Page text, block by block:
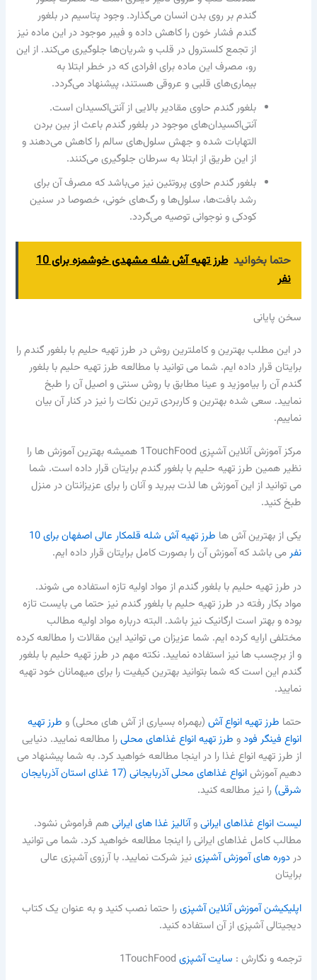
گندم بر روی بدن انسان می‌گذارد. وجود پتاسیم در بلغور
گندم فشار خون را کاهش داده و فیبر موجود در این ماده نیز
از تجمع کلسترول در قلب و شریان‌ها جلوگیری می‌کند. از این
رو، مصرف این ماده برای افرادی که در خطر ابتلا به
بیماری‌های قلبی و عروقی هستند، پیشنهاد می‌گردد.
بلغور گندم حاوی مقادیر بالایی از آنتی‌اکسیدان است.
آنتی‌اکسیدان‌های موجود در بلغور گندم باعث از بین بردن
التهابات شده و جهش سلول‌های سالم را کاهش می‌دهند و
از این طریق از ابتلا به سرطان جلوگیری می‌کنند.
بلغور گندم حاوی پروتئین نیز می‌باشد که مصرف آن برای
رشد بافت‌ها، سلول‌ها و رگ‌های خونی، خصوصا در سنین
کودکی و نوجوانی توصیه می‌گردد.​
حتما بخوانید
طرز تهیه آش شله مشهدی خوشمزه برای 10
نفر
سخن پایانی
در این مطلب بهترین و کاملترین روش در طرز تهیه حلیم با بلغور گندم را
برایتان قرار داده ایم. شما می توانید با مطالعه طرز تهیه حلیم با بلغور
گندم آن را بیاموزید و عینا مطابق با روش سنتی و اصیل آن را طبخ
نمایید. سعی شده بهترین و کاربردی ترین نکات را نیز در کنار آن بیان
نماییم.
مرکز آموزش آنلاین آشپزی 1TouchFood همیشه بهترین آموزش ها را
نظیر همین طرز تهیه حلیم با بلغور گندم برایتان قرار داده است. شما
می توانید از این آموزش ها لذت ببرید و آنان را برای عزیزانتان در منزل
طبخ کنید.
یکی از بهترین آش ها
طرز تهیه آش شله قلمکار عالی اصفهان برای 10
نفرمی باشد که آموزش آن را بصورت کامل برایتان قرار داده ایم.
در طرز تهیه حلیم با بلغور گندم از مواد اولیه تازه استفاده می شوند.
مواد بکار رفته در طرز تهیه حلیم با بلغور گندم نیز حتما می بایست تازه
بوده و بهتر است ارگانیک نیز باشد. البته درباره مواد اولیه مطالب
مختلفی ارایه کرده ایم. شما عزیزان می توانید این مقالات را مطالعه کرده
و از برچسب ها نیز استفاده نمایید. نکته مهم در طرز تهیه حلیم با بلغور
گندم این است که شما بتوانید بهترین کیفیت را برای میهمانان خود تهیه
نمایید.
حتما طرز تهیه انواع آش (بهمراه بسیاری از آش های محلی) و طرز تهیه
انواع فینگر فودو طرز تهیه انواع غذاهای محلیرا مطالعه نمایید. دنیایی
از طرز تهیه انواع غذا را در اینجا مطالعه خواهید کرد. به شما پیشنهاد می
دهیم آموزش
انواع غذاهای محلی آذربایجانی (17 غذای استان آذربایجان
شرقی) را نیز مطالعه کنید.
لیست انواع غذاهای ایرانیوآنالیز غذا های ایرانیهم فراموش نشود.
مطالب کامل غذاهای ایرانی را اینجا مطالعه خواهید کرد. شما می توانید
دردوره های آموزش آشپزینیز شرکت نمایید. با آرزوی آشپزی عالی
برایتان
اپلیکیشن آموزش آنلاین آشپزیرا حتما نصب کنید و به عنوان یک کتاب
دیجیتالی آشپزی از آن استفاده کنید.
ترجمه و نگارش :‌ سایت آشپزی1TouchFood